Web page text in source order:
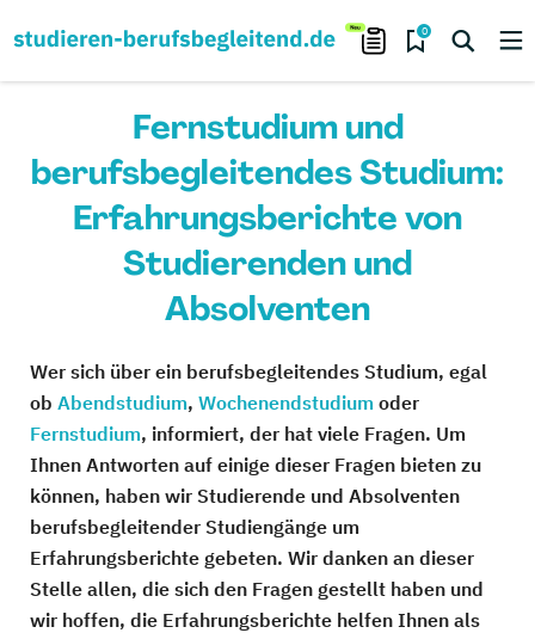
0
Fernstudium und
berufsbegleitendes Studium:
Erfahrungsberichte von
Studierenden und
Absolventen
Wer sich über ein berufsbegleitendes Studium, egal
ob Abendstudium, Wochenendstudium oder
Fernstudium, informiert, der hat viele Fragen. Um
Ihnen Antworten auf einige dieser Fragen bieten zu
können, haben wir Studierende und Absolventen
berufsbegleitender Studiengänge um
Erfahrungsberichte gebeten. Wir danken an dieser
Stelle allen, die sich den Fragen gestellt haben und
wir hoffen, die Erfahrungsberichte helfen Ihnen als